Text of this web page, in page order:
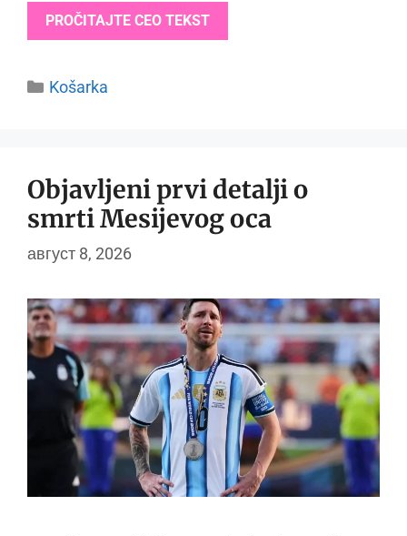
PROČITAJTE CEO TEKST
Categories
Košarka
Objavljeni prvi detalji o
smrti Mesijevog oca
август 8, 2026